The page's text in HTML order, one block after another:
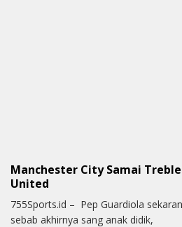
Manchester City Samai
United
755Sports.id – Pep Guardiola
sebab akhirnya sang anak didik,